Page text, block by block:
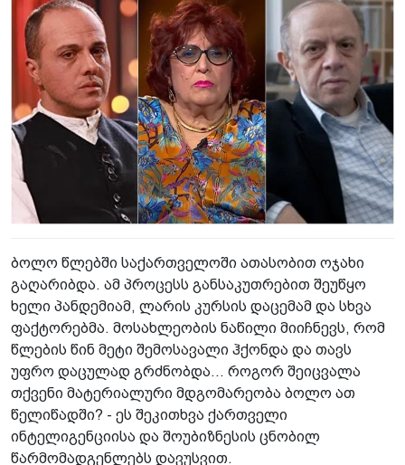
ბოლო წლებში საქართველოში ათასობით ოჯახი
გაღარიბდა. ამ პროცესს განსაკუთრებით შეუწყო
ხელი პანდემიამ, ლარის კურსის დაცემამ და სხვა
ფაქტორებმა. მოსახლეობის ნაწილი მიიჩნევს, რომ
წლების წინ მეტი შემოსავალი ჰქონდა და თავს
უფრო დაცულად გრძნობდა... როგორ შეიცვალა
თქვენი მატერიალური მდგომარეობა ბოლო ათ
წელიწადში? - ეს შეკითხვა ქართველი
ინტელიგენციისა და შოუბიზნესის ცნობილ
წარმომადგენლებს დავუსვით.